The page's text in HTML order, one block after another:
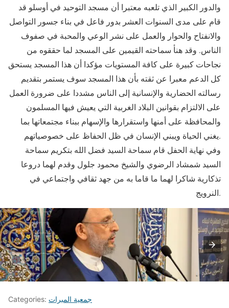
والدور الكبير الذي تلعبه معتبرا أن مسجد التوحيد في أوسلو قد
قام على مدى السنوات العشر بدور فاعل في بناء جسور التواصل
والانفتاح والحوار والعمل على نشر الوعي والمحبة في صفوف
الناس. وقد هنأ سماحته القيمين على المسجد لما حققوه من
نجاحات كبيرة على كافة المستويات مؤكدا أن هذا المسجد يستحق
كل الدعم معبرا عن ثقته بأن هذا المسجد سوف يستمر بتقديم
رسالته الحضارية والإنسانية إلى الناس مشددا على ضرورة العمل
على الالتزام بقوانين البلاد الغربية التي يعيش فيها المسلمون
والمحافظة على أمنها واستقرارها والإسهام ببناء مجتمعاتها بما
يغني الحياة ويبني الإنسان في ظل الحفاظ على خصوصياتهم.
وفي نهاية الحفل قام سماحة السيد فضل الله بتكريم سماحة
السيد شمشاد الرضوي والشيخ محمود جلول وقدم لهما دروعا
تذكارية شاكرا لهما ما قاما به من جهد ثقافي واجتماعي في
النرويج.
Categories: جمعية المبرات